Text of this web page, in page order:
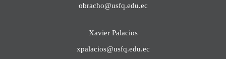
obracho@usfq.edu.ec
Xavier Palacios
xpalacios@usfq.edu.ec